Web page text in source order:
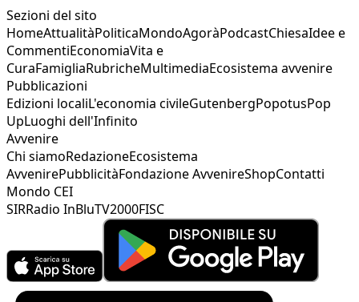
Sezioni del sito
HomeAttualitàPoliticaMondoAgoràPodcastChiesaIdee e
CommentiEconomiaVita e
CuraFamigliaRubricheMultimediaEcosistema avvenire
Pubblicazioni
Edizioni localiL'economia civileGutenbergPopotusPop
UpLuoghi dell'Infinito
Avvenire
Chi siamoRedazioneEcosistema
AvvenirePubblicitàFondazione AvvenireShopContatti
Mondo CEI
SIRRadio InBluTV2000FISC